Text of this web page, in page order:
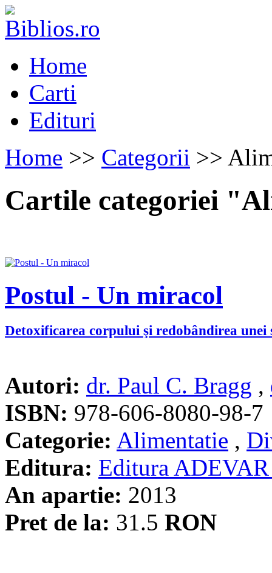
Home
Carti
Edituri
Home >> Categorii >>
Cartile categoriei
Postul - Un miracol
Detoxificarea corpului şi redobândirea unei
Autori: dr. Paul C. Bragg ,
ISBN: 978-606-8080-98-7
Categorie: Alimentatie ,
Editura: Editura
An apartie: 2013
Pret de la: 31.5 RON